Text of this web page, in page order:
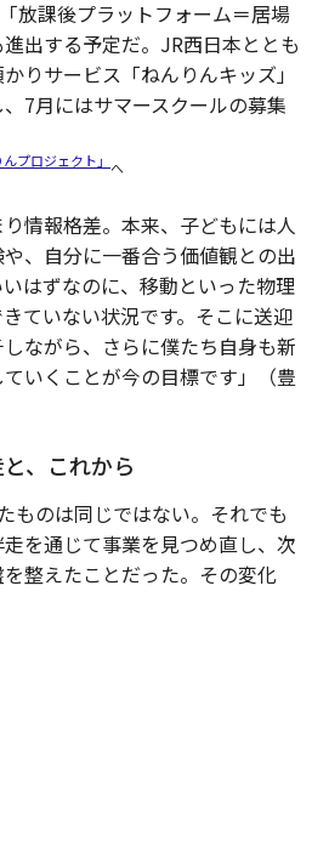
放課後プラットフォーム＝居場
出する予定だ。JR西日本ととも
りサービス「ねんりんキッズ」
7月にはサマースクールの募集
んプロジェクト」 へ
り情報格差。本来、子どもには人
、自分に一番合う価値観との出
はずなのに、移動といった物理
ていない状況です。そこに送迎
ながら、さらに僕たち自身も新
いくことが今の目標です」（豊
、これから
ものは同じではない。それでも
を通じて事業を見つめ直し、次
整えたことだった。その変化